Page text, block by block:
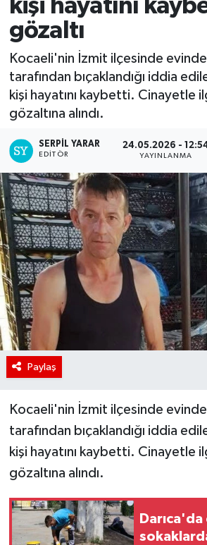
kişi hayatını
gözaltı
Kocaeli'nin İzmit ilçesinde evinde
tarafından bıçaklandığı iddia
kişi hayatını kaybetti. Cinayetle
gözaltına alındı.
SERPİL YARAR
EDITÖR
24.05.2026 -
YAYINLANMA
Paylaş
Kocaeli'nin İzmit ilçesinde evinde
tarafından bıçaklandığı iddia
kişi hayatını kaybetti. Cinayetle
gözaltına alındı.